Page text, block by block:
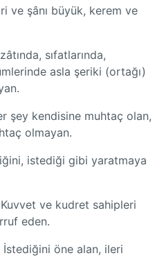
ve şânı büyük, kerem ve
sıfatlarında,
asla şeriki (ortağı)
şey kendisine muhtaç olan,
olmayan.
istediği gibi yaratmaya
Kuvvet ve kudret sahipleri
eden.
İstediğini öne alan, ileri